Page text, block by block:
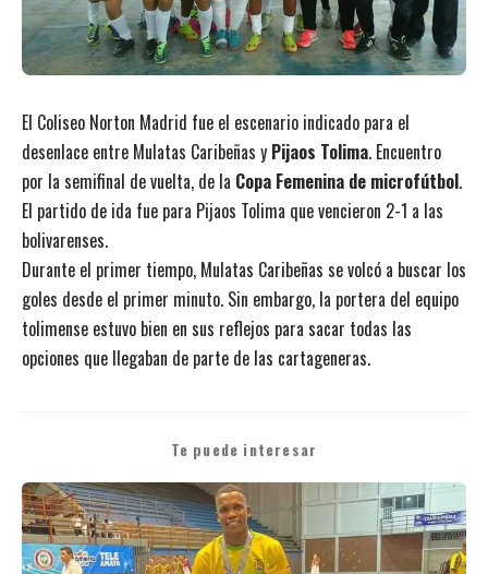
El Coliseo Norton Madrid fue el escenario indicado para el
desenlace entre Mulatas Caribeñas y Pijaos Tolima. Encuentro
por la semifinal de vuelta, de la Copa Femenina de microfútbol.
El partido de ida fue para Pijaos Tolima que vencieron 2-1 a las
bolivarenses.
Durante el primer tiempo, Mulatas Caribeñas se volcó a buscar los
goles desde el primer minuto. Sin embargo, la portera del equipo
tolimense estuvo bien en sus reflejos para sacar todas las
opciones que llegaban de parte de las cartageneras.
Te puede interesar